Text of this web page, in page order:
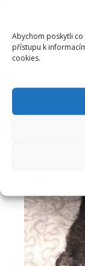
Abychom poskytli
přístupu k
cookies.
Amiga
Asi během
v rytmu
lehnul a
závěsy